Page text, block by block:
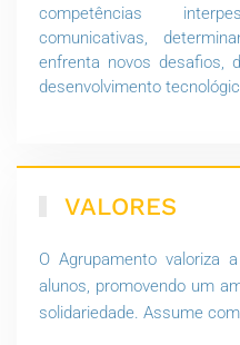
competências
comunicativas,
enfrenta novos desafios,
desenvolvimento
VALORES
O Agrupamento valoriza
alunos, promovendo um
solidariedade. Assume